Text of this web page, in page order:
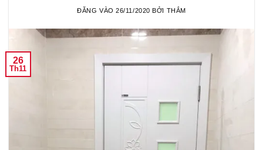
ĐĂNG VÀO26/11/2020 BỞI THẮM
26
Th11